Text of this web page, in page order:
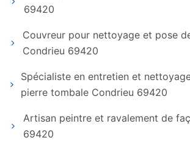
69420
Couvreur pour nettoyage et pose
Condrieu 69420
Spécialiste en entretien et
pierre tombale Condrieu 69420
Artisan peintre et ravalement de
69420